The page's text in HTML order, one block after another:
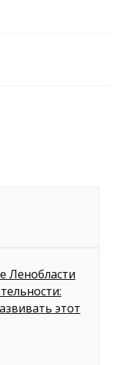
Ленобласти
этот